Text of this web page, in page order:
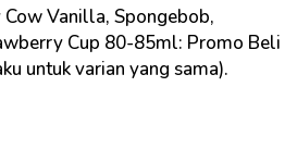
Vanilla, Spongebob,
Cup 80-85ml: Promo Beli
untuk varian yang sama).